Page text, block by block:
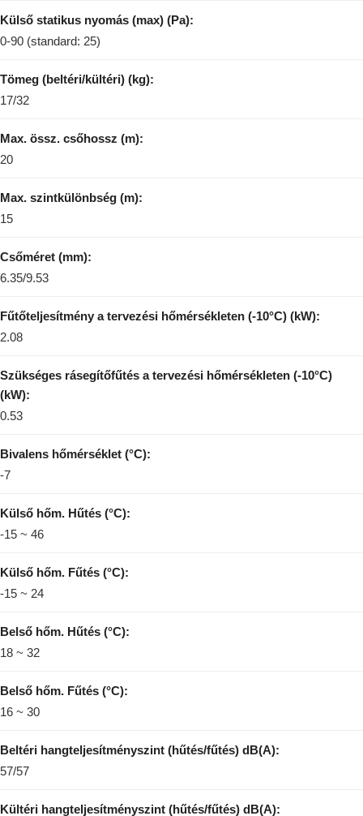
Külső statikus nyomás (max) (Pa):
0-90 (standard: 25)
Tömeg (beltéri/kültéri) (kg):
17/32
Max. össz. csőhossz (m):
20
Max. szintkülönbség (m):
15
Csőméret (mm):
6.35/9.53
Fűtőteljesítmény a tervezési hőmérsékleten (-10°C) (kW):
2.08
Szükséges rásegítőfűtés a tervezési hőmérsékleten (-10°C)
(kW):
0.53
Bivalens hőmérséklet (°C):
-7
Külső hőm. Hűtés (°C):
-15 ~ 46
Külső hőm. Fűtés (°C):
-15 ~ 24
Belső hőm. Hűtés (°C):
18 ~ 32
Belső hőm. Fűtés (°C):
16 ~ 30
Beltéri hangteljesítményszint (hűtés/fűtés) dB(A):
57/57
Kültéri hangteljesítményszint (hűtés/fűtés) dB(A):